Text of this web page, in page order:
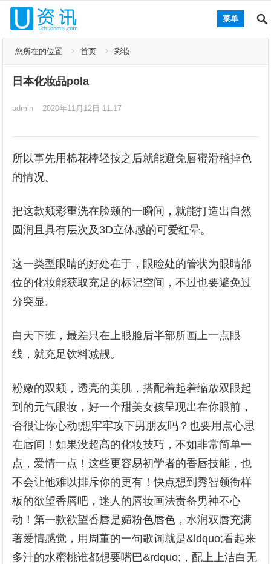
菜单
您所在的位置 首页 彩妆
日本化妆品pola
admin 2020年11月12日 11:17
所以事先用棉花棒轻按之后就能避免唇蜜滑稽掉色
的情况。
把这款颊彩重洗在脸颊的一瞬间，就能打造出自然
圆润且具有层次及3D立体感的可爱红晕。
这一类型眼睛的好处在于，眼睑处的管状为眼睛部
位的化妆能获取充足的标记空间，不过也要避免过
分突显。
白天下班，最差只在上眼脸后半部所画上一点眼
线，就充足饮料减靓。
粉嫩的双颊，透亮的美肌，搭配着起着缩放双眼起
到的元气眼妆，好一个甜美女孩呈现出在你眼前，
否很让你心动!想牢牢攻下男朋友吗？也要用点心思
在唇间！如果没超高的化妆技巧，不如非常简单一
点，爱情一点！这些更容易初学者的香唇技能，也
不会让他难以排斥你的更有！快点想到秀智领衔样
板的欲望香唇吧，迷人的唇妆画法责备男神不心
动！第一款欲望香唇是媚粉色唇色，水润双唇充满
著爱情感觉，用周董的一句歌词就是&ldquo;看起来
多汁的水蜜桃谁都想要嘴巴&rdquo;，配上上洁白无